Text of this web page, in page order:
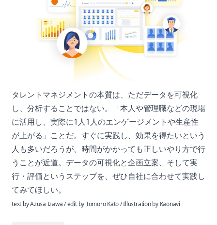
タレントマネジメントの本質は、ただデータを可視化
し、分析することではない。「本人や管理職などの現場
に活用し、実際に1人1人のエンゲージメントや生産性
が上がる」ことだ。すぐに実践し、効果を得たいという
人も多いだろうが、時間がかかっても正しいやり方で行
うことが近道。データの可視化と企画立案、そして実
行・評価というステップを、ぜひ自社に合わせて実践し
てみてほしい。
text by Azusa Izawa / edit by Tomoro Kato / Illustration by Kaonavi